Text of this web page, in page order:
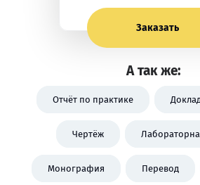
Заказать
А так же:
Отчёт по практике
Чертёж
Монография Перевод